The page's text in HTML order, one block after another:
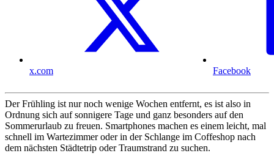
x.com Facebook
Der Frühling ist nur noch wenige Wochen entfernt, es ist also in
Ordnung sich auf sonnigere Tage und ganz besonders auf den
Sommerurlaub zu freuen. Smartphones machen es einem leicht, mal
schnell im Wartezimmer oder in der Schlange im Coffeshop nach
dem nächsten Städtetrip oder Traumstrand zu suchen.